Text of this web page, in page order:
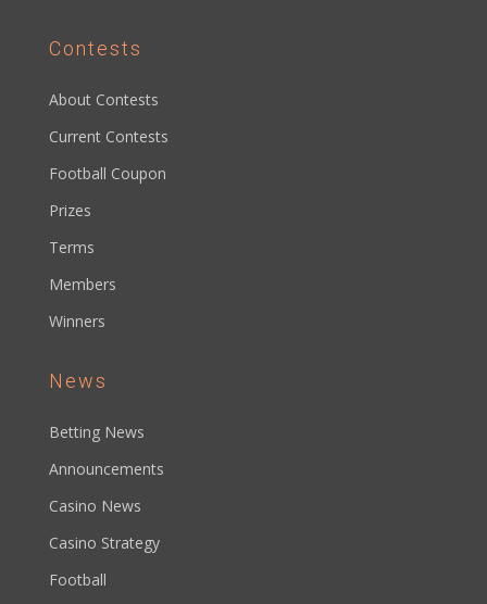
Contests
About Contests
Current Contests
Football Coupon
Prizes
Terms
Members
Winners
News
Betting News
Announcements
Casino News
Casino Strategy
Football